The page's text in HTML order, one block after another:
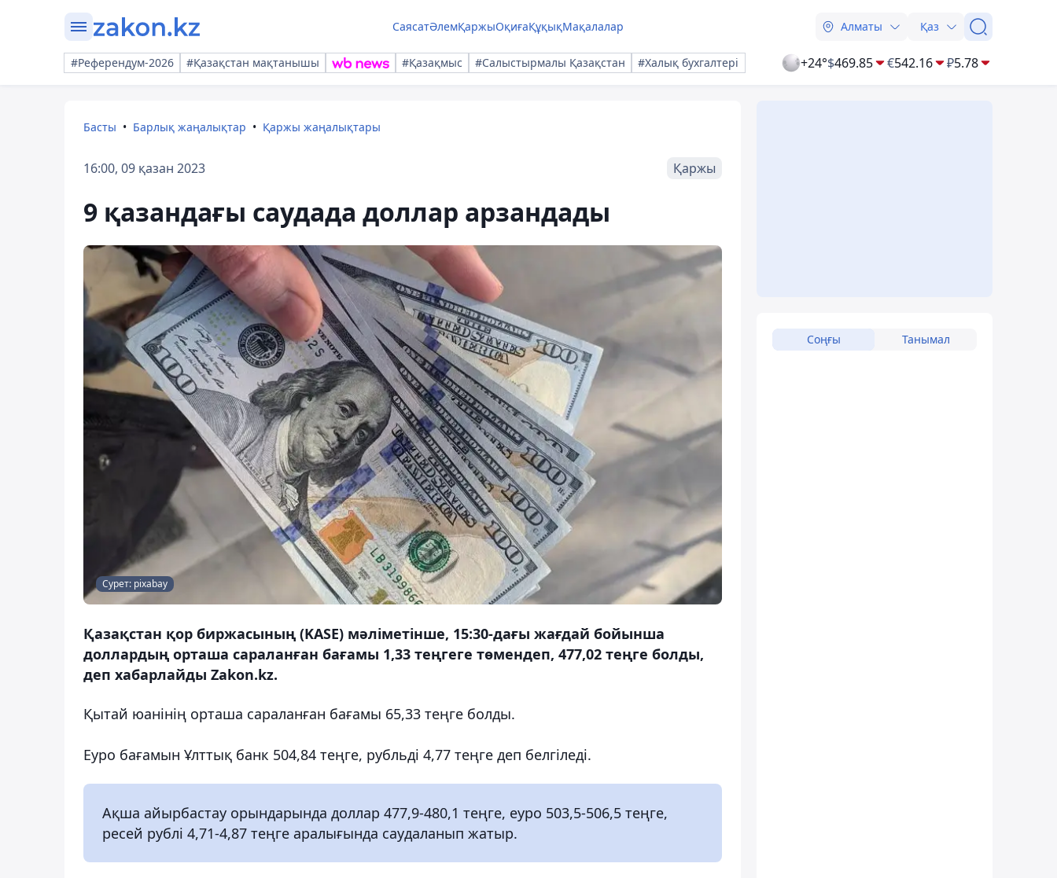
СаясатӘлемҚаржыОқиғаҚұқықМақалалар Алматы Қаз
#Референдум-2026 #Қазақстан мақтанышы #Қазақмыс #Салыстырмалы Қазақстан #Халық бухгалтері +24°$469.85 €542.16 ₽5.78
Басты Барлық жаңалықтар Қаржы жаңалықтары
16:00, 09 қазан 2023 Қаржы
9 қазандағы саудада доллар арзандады
Сурет: pixabay
Қазақстан қор биржасының (KASE) мәліметінше, 15:30-дағы жағдай бойынша
доллардың орташа сараланған бағамы 1,33 теңгеге төмендеп, 477,02 теңге болды,
деп хабарлайды Zakon.kz.
Қытай юанінің орташа сараланған бағамы 65,33 теңге болды.
Еуро бағамын Ұлттық банк 504,84 теңге, рубльді 4,77 теңге деп белгіледі.
Ақша айырбастау орындарында доллар 477,9-480,1 теңге, еуро 503,5-506,5 теңге,
ресей рублі 4,71-4,87 теңге аралығында саудаланып жатыр.
Соңғы Танымал